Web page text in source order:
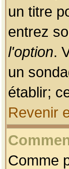
un titre
entrez
l'option.
un
établir;
Revenir
Comme